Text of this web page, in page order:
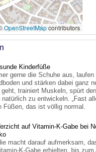
OpenStreetMapcontributors
Kinderfüße
gerne die Schuhe aus, laufen
und stärken dabei ganz
trainiert Muskeln, spürt
zu entwickeln. „Fast
das ist völlig normal.
auf Vitamin-K-Gabe bei
macht darauf aufmerksam,
K-Gabe erhielten, bis